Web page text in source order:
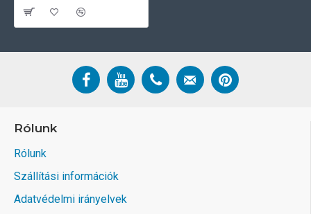
Rólunk
Rólunk
Szállítási információk
Adatvédelmi irányelvek